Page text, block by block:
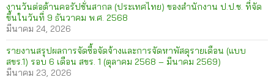
งานวันต่อต้านคอรัปชั่นสากล (ประเทศไทย) ของสำนักงาน ป.ป.ช. ที่จัด
ขึ้นในวันที่ 9 ธันวาคม พ.ศ. 2568
มีนาคม 24, 2026
รายงานสรุปผลการจัดซื้อจัดจ้างและการจัดหาพัสดุรายเดือน (แบบ
สขร.1) รอบ 6 เดือน สขร. 1 (ตุลาคม 2568 – มีนาคม 2569)
มีนาคม 23, 2026